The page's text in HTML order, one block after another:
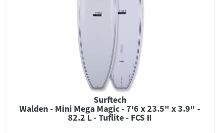
Surftech
Walden - Mini Mega Magic - 7'6 x 23.5" x 3.9" -
82.2 L - Tuflite - FCS II